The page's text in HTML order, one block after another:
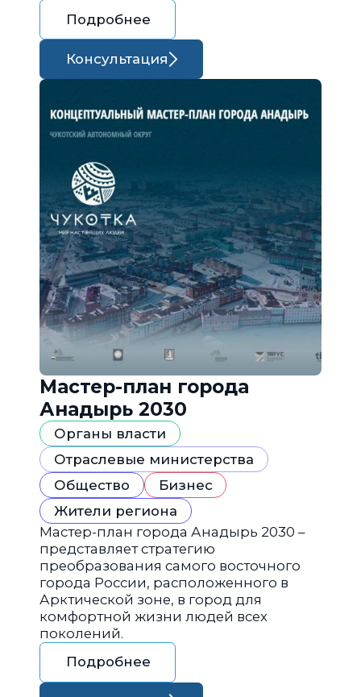
Подробнее
Консультация
Мастер-план города
Анадырь 2030
Органы власти
Отраслевые министерства
Общество
Бизнес
Жители региона
Мастер-план города Анадырь 2030 –
представляет стратегию
преобразования самого восточного
города России, расположенного в
Арктической зоне, в город для
комфортной жизни людей всех
поколений.
Подробнее